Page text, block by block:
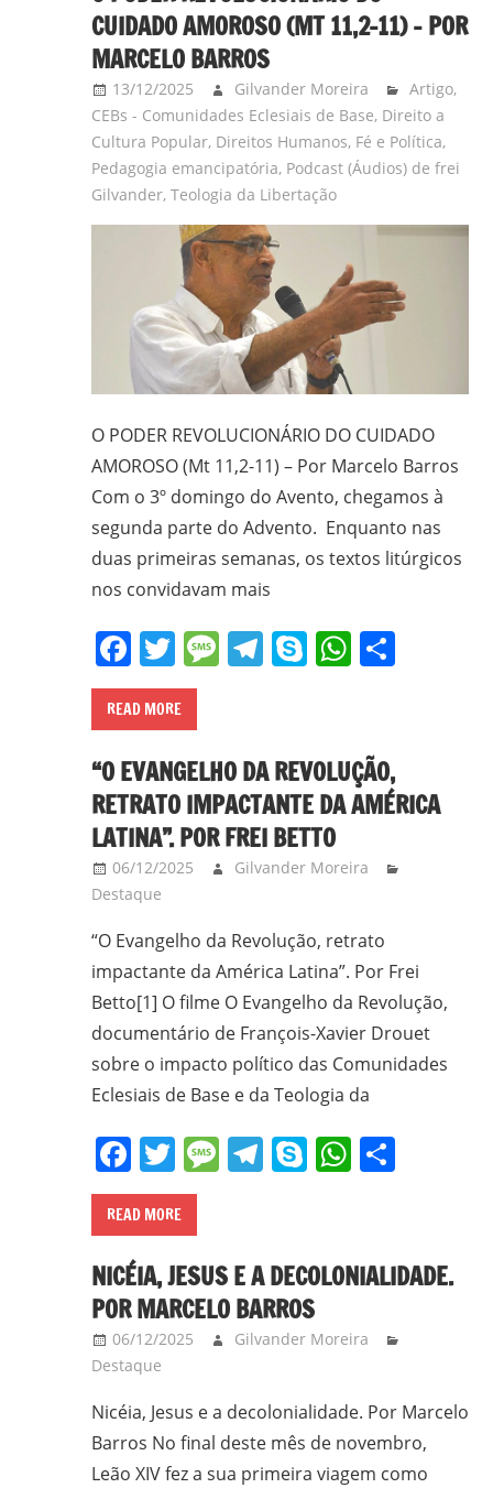
CUIDADO AMOROSO (MT 11,2-11) – POR
MARCELO BARROS
13/12/2025 Gilvander Moreira Artigo,
CEBs - Comunidades Eclesiais de Base, Direito a
Cultura Popular, Direitos Humanos, Fé e Política,
Pedagogia emancipatória, Podcast (Áudios) de frei
Gilvander, Teologia da Libertação
O PODER REVOLUCIONÁRIO DO CUIDADO
AMOROSO (Mt 11,2-11) – Por Marcelo Barros
Com o 3º domingo do Avento, chegamos à
segunda parte do Advento. Enquanto nas
duas primeiras semanas, os textos litúrgicos
nos convidavam mais
Facebook
Twitter
Message
Telegram
SkypeShare
READ MORE
“O EVANGELHO DA REVOLUÇÃO,
RETRATO IMPACTANTE DA AMÉRICA
LATINA”. POR FREI BETTO
06/12/2025
Gilvander Moreira
Destaque
“O Evangelho da Revolução, retrato
impactante da América Latina”. Por Frei
Betto[1] O filme O Evangelho da Revolução,
documentário de François-Xavier Drouet
sobre o impacto político das Comunidades
Eclesiais de Base e da Teologia da
Facebook
Twitter
Message
Telegram
SkypeShare
READ MORE
NICÉIA, JESUS E A DECOLONIALIDADE.
POR MARCELO BARROS
06/12/2025
Gilvander Moreira
Destaque
Nicéia, Jesus e a decolonialidade. Por Marcelo
Barros No final deste mês de novembro,
Leão XIV fez a sua primeira viagem como